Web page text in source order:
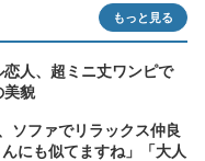
もっと見る
人、超ミニ丈ワンピで
貌
ソファでリラックス仲良
にも似てますね」「大人